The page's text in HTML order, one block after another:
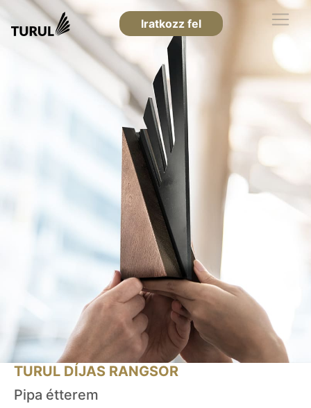
Iratkozz fel
TURUL DÍJAS RANGSOR
Pipa étterem